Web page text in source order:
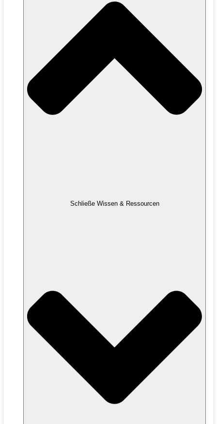
Schließe Wissen & Ressourcen